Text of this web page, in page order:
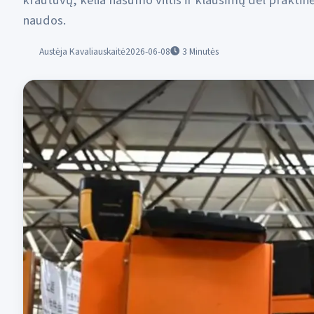
naudos.
Austėja Kavaliauskaitė2026-06-08 3 Minutės